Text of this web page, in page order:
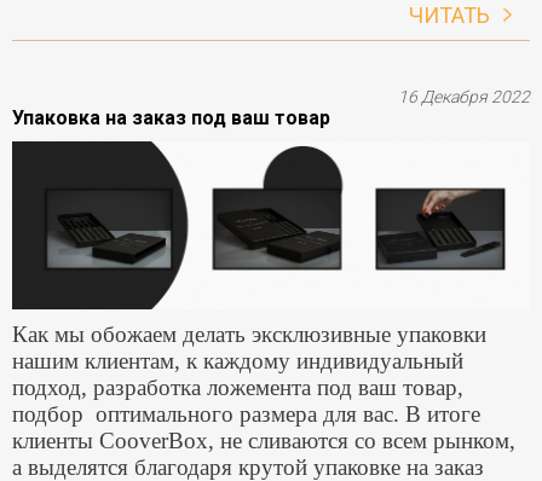
ЧИТАТЬ
Упаковка на заказ под ваш товар
16 Декабря 2022
Как мы обожаем делать эксклюзивные упаковки
нашим клиентам, к каждому индивидуальный
подход, разработка ложемента под ваш товар,
подбор оптимального размера для вас. В итоге
клиенты CooverBox, не сливаются со всем рынком,
а выделятся благодаря крутой упаковке на заказ